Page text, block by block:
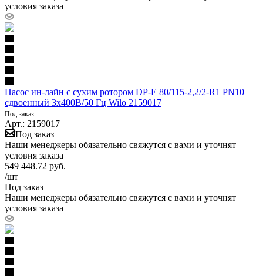
условия заказа
Насос ин-лайн с сухим ротором DP-E 80/115-2,2/2-R1 PN10
сдвоенный 3х400В/50 Гц Wilo 2159017
Под заказ
Арт.: 2159017
Под заказ
Наши менеджеры обязательно свяжутся с вами и уточнят
условия заказа
549 448.72 руб.
/шт
Под заказ
Наши менеджеры обязательно свяжутся с вами и уточнят
условия заказа